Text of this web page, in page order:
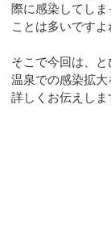
際に感染してし
ことは多いですよ
そこで今回は、
温泉での感染拡
詳しくお伝えしま